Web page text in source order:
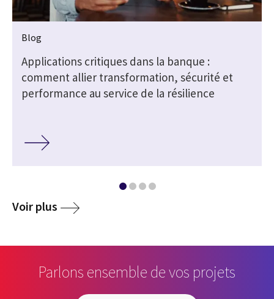
Blog
Applications critiques dans la banque :
comment allier transformation, sécurité et
performance au service de la résilience
Voir plus
Parlons ensemble de vos projets